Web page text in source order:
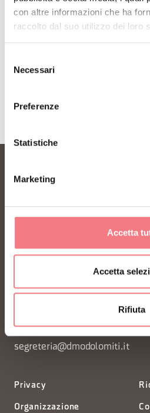
con altre informazioni che ha
raccolto dal suo utilizzo dei loro
delNecessari
Preferenze
Statistiche
Marketing
Accetta
Accetta
Rifiuta
FONDAZIONE DMO DOLOMITI
Piazza Santo Stefano 15/17
segreteria@dmodolomiti.it
Privacy
Organizzazione